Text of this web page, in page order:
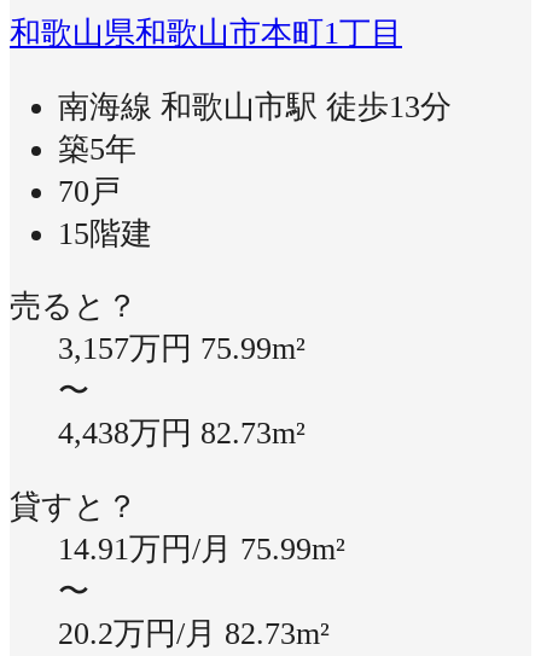
和歌山県和歌山市本町1丁目
南海線 和歌山市駅 徒歩13分
築5年
70戸
15階建
売ると？
3,157万円 75.99m²
〜
4,438万円 82.73m²
貸すと？
14.91万円/月 75.99m²
〜
20.2万円/月 82.73m²